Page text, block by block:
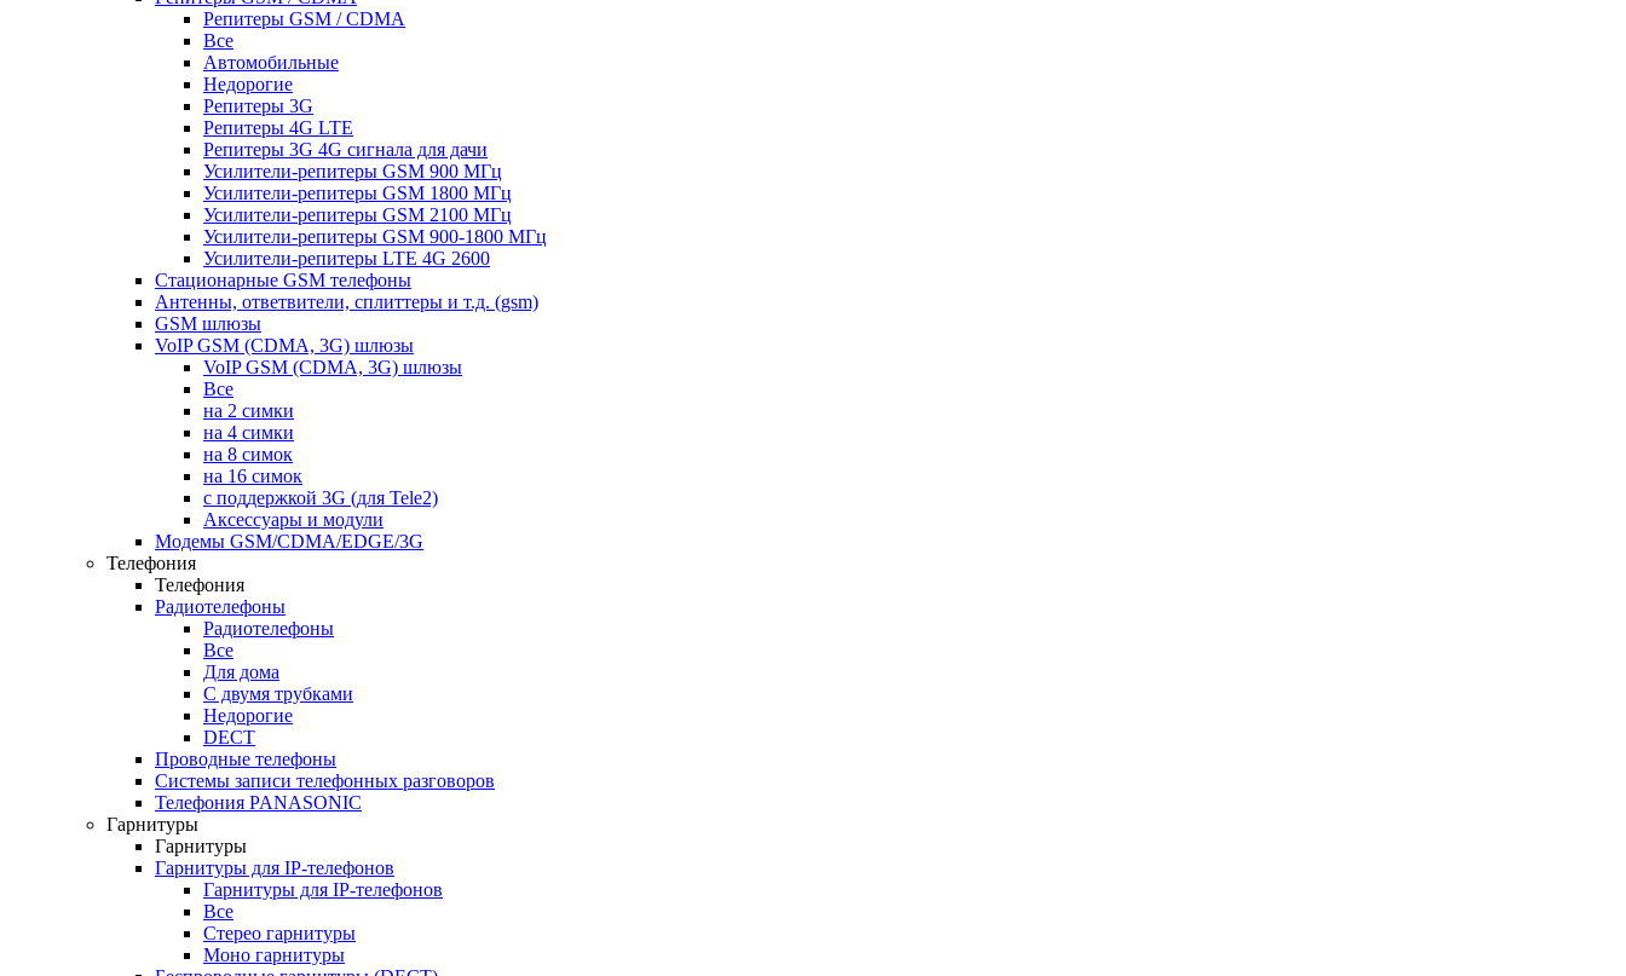
Репитеры GSM / CDMA
Все
Автомобильные
Недорогие
Репитеры 3G
Репитеры 4G LTE
Репитеры 3G 4G сигнала для дачи
Усилители-репитеры GSM 900 МГц
Усилители-репитеры GSM 1800 МГц
Усилители-репитеры GSM 2100 МГц
Усилители-репитеры GSM 900-1800 МГц
Усилители-репитеры LTE 4G 2600
Стационарные GSM телефоны
Антенны, ответвители, сплиттеры и т.д. (gsm)
GSM шлюзы
VoIP GSM (CDMA, 3G) шлюзы
VoIP GSM (CDMA, 3G) шлюзы
Все
на 2 симки
на 4 симки
на 8 симок
на 16 симок
с поддержкой 3G (для Tele2)
Аксессуары и модули
Модемы GSM/CDMA/EDGE/3G
Телефония
Телефония
Радиотелефоны
Радиотелефоны
Все
Для дома
С двумя трубками
Недорогие
DECT
Проводные телефоны
Системы записи телефонных разговоров
Телефония PANASONIC
Гарнитуры
Гарнитуры
Гарнитуры для IP-телефонов
Гарнитуры для IP-телефонов
Все
Стерео гарнитуры
Моно гарнитуры